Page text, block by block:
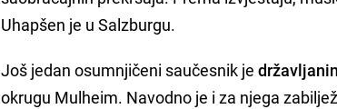
Uhapšen je u Salzburgu.
Još jedan osumnjičeni saučesnik je
okrugu Mulheim. Navodno je i za njega